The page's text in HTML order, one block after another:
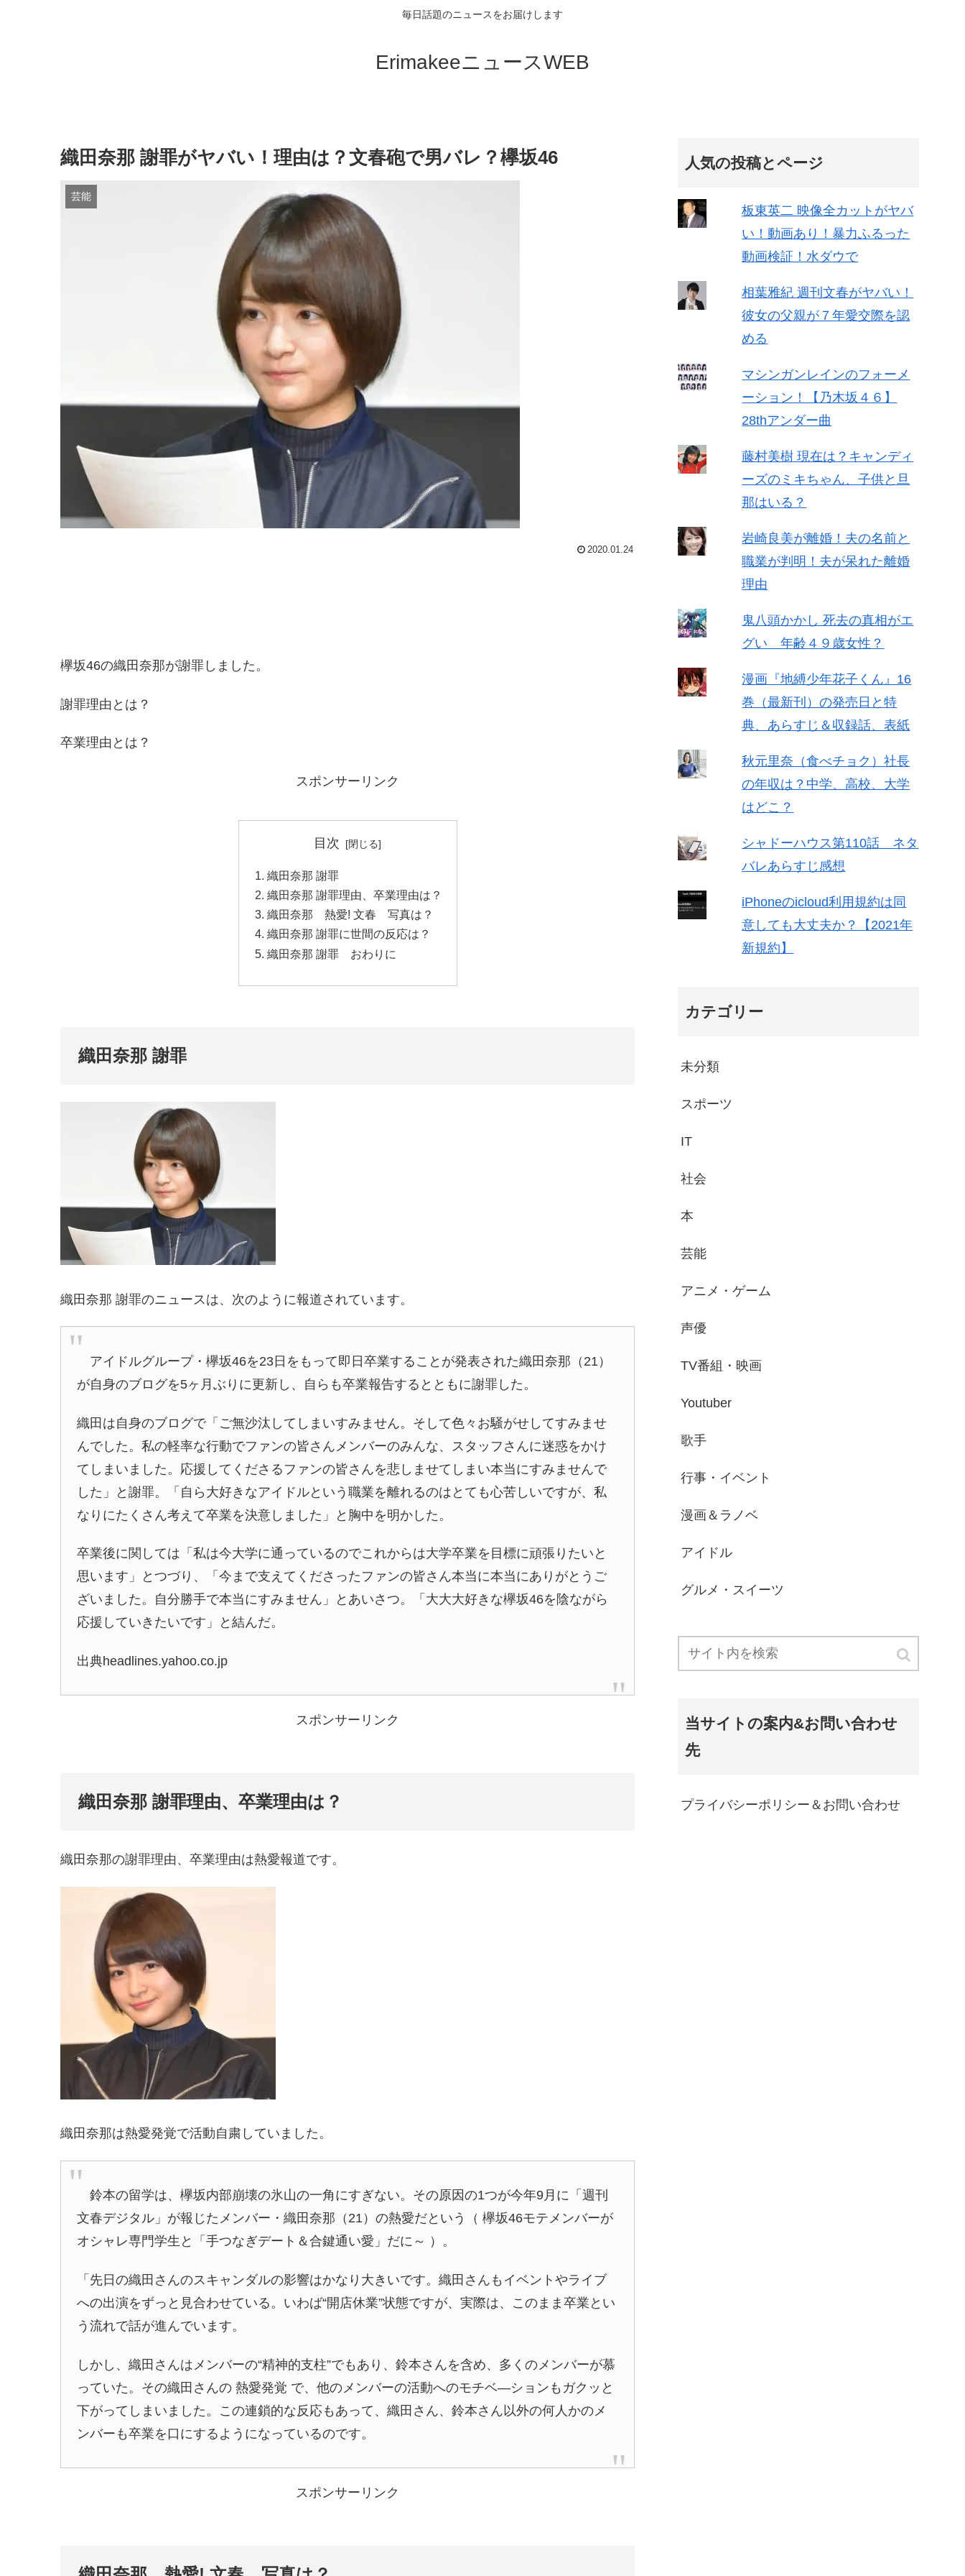
毎日話題のニュースをお届けします
ErimakeeニュースWEB
織田奈那 謝罪がヤバい！理由は？文春砲で男バレ？欅坂46
芸能
2020.01.24
欅坂46の織田奈那が謝罪しました。
謝罪理由とは？
卒業理由とは？
スポンサーリンク
目次
織田奈那 謝罪
織田奈那 謝罪理由、卒業理由は？
織田奈那 熱愛! 文春 写真は？
織田奈那 謝罪に世間の反応は？
織田奈那 謝罪 おわりに
織田奈那 謝罪
織田奈那 謝罪のニュースは、次のように報道されています。
アイドルグループ・欅坂46を23日をもって即日卒業することが発表された織田奈那（21）
が自身のブログを5ヶ月ぶりに更新し、自らも卒業報告するとともに謝罪した。
織田は自身のブログで「ご無沙汰してしまいすみません。そして色々お騒がせしてすみませ
んでした。私の軽率な行動でファンの皆さんメンバーのみんな、スタッフさんに迷惑をかけ
てしまいました。応援してくださるファンの皆さんを悲しませてしまい本当にすみませんで
した」と謝罪。「自ら大好きなアイドルという職業を離れるのはとても心苦しいですが、私
なりにたくさん考えて卒業を決意しました」と胸中を明かした。
卒業後に関しては「私は今大学に通っているのでこれからは大学卒業を目標に頑張りたいと
思います」とつづり、「今まで支えてくださったファンの皆さん本当に本当にありがとうご
ざいました。自分勝手で本当にすみません」とあいさつ。「大大大好きな欅坂46を陰ながら
応援していきたいです」と結んだ。
出典headlines.yahoo.co.jp
スポンサーリンク
織田奈那 謝罪理由、卒業理由は？
織田奈那の謝罪理由、卒業理由は熱愛報道です。
織田奈那は熱愛発覚で活動自粛していました。
鈴本の留学は、欅坂内部崩壊の氷山の一角にすぎない。その原因の1つが今年9月に「週刊
文春デジタル」が報じたメンバー・織田奈那（21）の熱愛だという（ 欅坂46モテメンバーが
オシャレ専門学生と「手つなぎデート＆合鍵通い愛」だに～ ）。
「先日の織田さんのスキャンダルの影響はかなり大きいです。織田さんもイベントやライブ
への出演をずっと見合わせている。いわば“開店休業”状態ですが、実際は、このまま卒業とい
う流れで話が進んでいます。
しかし、織田さんはメンバーの“精神的支柱”でもあり、鈴本さんを含め、多くのメンバーが慕
っていた。その織田さんの 熱愛発覚 で、他のメンバーの活動へのモチベ―ションもガクッと
下がってしまいました。この連鎖的な反応もあって、織田さん、鈴本さん以外の何人かのメ
ンバーも卒業を口にするようになっているのです。
スポンサーリンク
人気の投稿とページ
板東英二 映像全カットがヤバ
い！動画あり！暴力ふるった
動画検証！水ダウで
相葉雅紀 週刊文春がヤバい！
彼女の父親が７年愛交際を認
める
マシンガンレインのフォーメ
ーション！【乃木坂４６】
28thアンダー曲
藤村美樹 現在は？キャンディ
ーズのミキちゃん、子供と旦
那はいる？
岩崎良美が離婚！夫の名前と
職業が判明！夫が呆れた離婚
理由
鬼八頭かかし 死去の真相がエ
グい 年齢４９歳女性？
漫画『地縛少年花子くん』16
巻（最新刊）の発売日と特
典、あらすじ＆収録話、表紙
秋元里奈（食べチョク）社長
の年収は？中学、高校、大学
はどこ？
シャドーハウス第110話 ネタ
バレあらすじ感想
iPhoneのicloud利用規約は同
意しても大丈夫か？【2021年
新規約】
カテゴリー
未分類
スポーツ
IT
社会
本
芸能
アニメ・ゲーム
声優
TV番組・映画
Youtuber
歌手
行事・イベント
漫画＆ラノベ
アイドル
グルメ・スイーツ
当サイトの案内&お問い合わせ
先
プライバシーポリシー＆お問い合わせ